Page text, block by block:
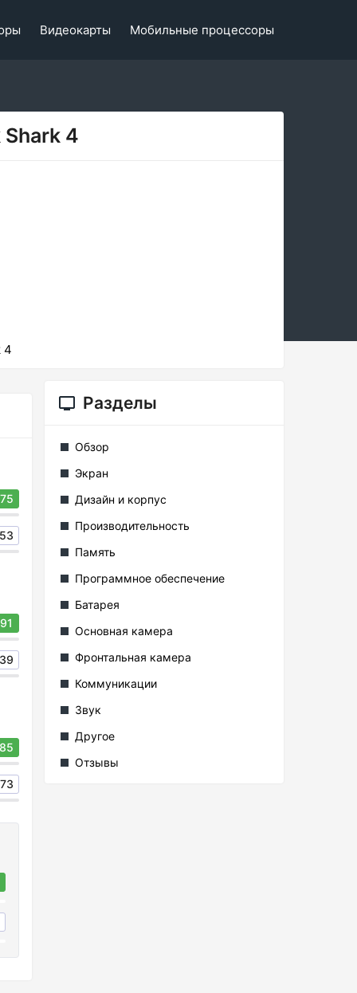
Видеокарты Мобильные процессоры
Shark 4
4
75
53
91
39
85
73
Разделы
Обзор
Экран
Дизайн и корпус
Производительность
Память
Программное обеспечение
Батарея
Основная камера
Фронтальная камера
Коммуникации
Звук
Другое
Отзывы